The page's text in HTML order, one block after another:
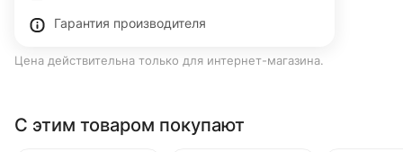
Гарантия производителя
Цена действительна только для интернет-магазина.
С этим товаром покупают